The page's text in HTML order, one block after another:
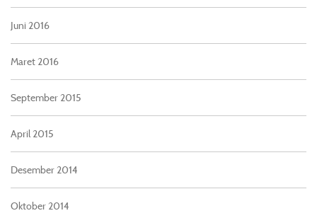
Juni 2016
Maret 2016
September 2015
April 2015
Desember 2014
Oktober 2014